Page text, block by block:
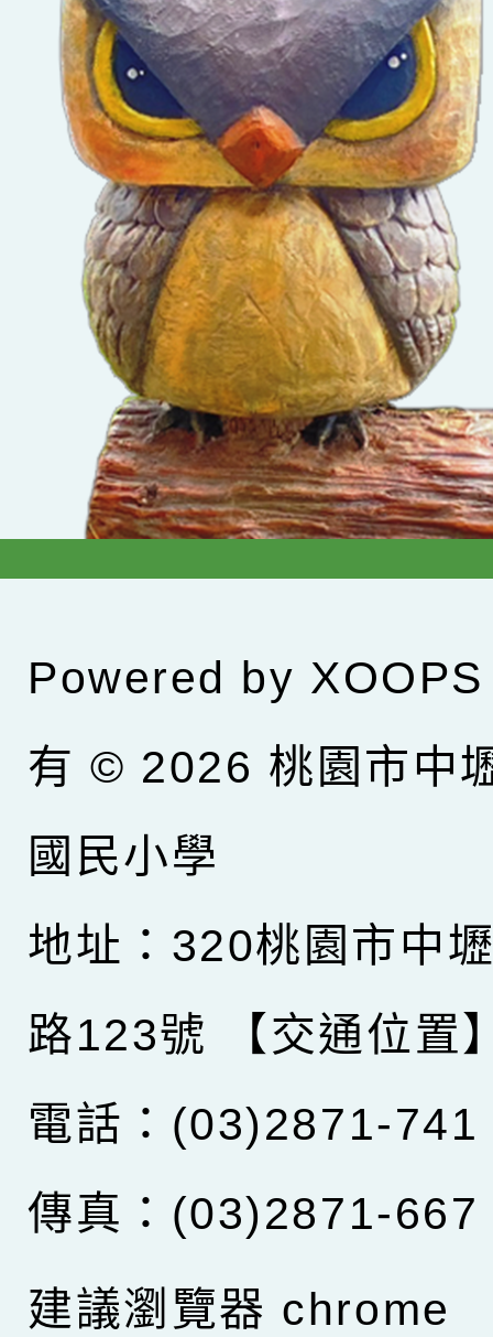
Powered by XOOPS
有 © 2026 桃園市中
國民小學
地址：320桃園市中
路123號
【交通位置
電話：(03)2871-741
傳真：(03)2871-667
建議瀏覽器 chrome